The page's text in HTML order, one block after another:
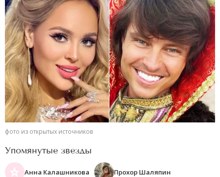
фото из открытых источников
Упомянутые звезды
Анна Калашникова Прохор Шаляпин